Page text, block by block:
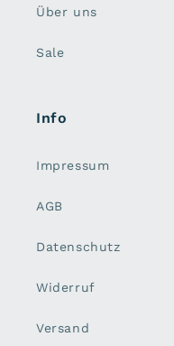
Über uns
Sale
Info
Impressum
AGB
Datenschutz
Widerruf
Versand